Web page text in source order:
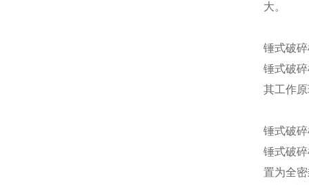
大。
锤式破
锤式破
其工作
锤式破
锤式破
置为全